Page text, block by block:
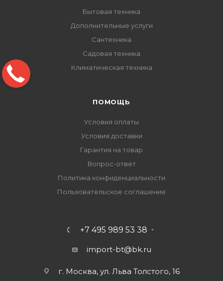
Бытовая техника
Дополнительные услуги
Сантехника
Садовая техника
Климатическая техника
ПОМОЩЬ
Условия оплаты
Условия доставки
Гарантия на товар
Вопрос-ответ
Политика конфиденциальности
Пользовательское соглашение
+7 495 989 53 38
import-bt@bk.ru
г. Москва, ул. Льва Толстого, 16